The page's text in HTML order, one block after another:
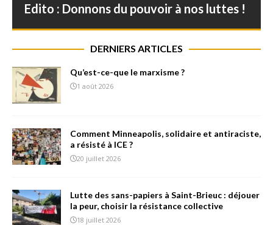
Edito : Donnons du pouvoir à nos luttes !
DERNIERS ARTICLES
Qu’est-ce-que le marxisme ?
1 août 2026
Comment Minneapolis, solidaire et antiraciste,
a résisté à ICE ?
20 juillet 2026
Lutte des sans-papiers à Saint-Brieuc : déjouer
la peur, choisir la résistance collective
18 juillet 2026